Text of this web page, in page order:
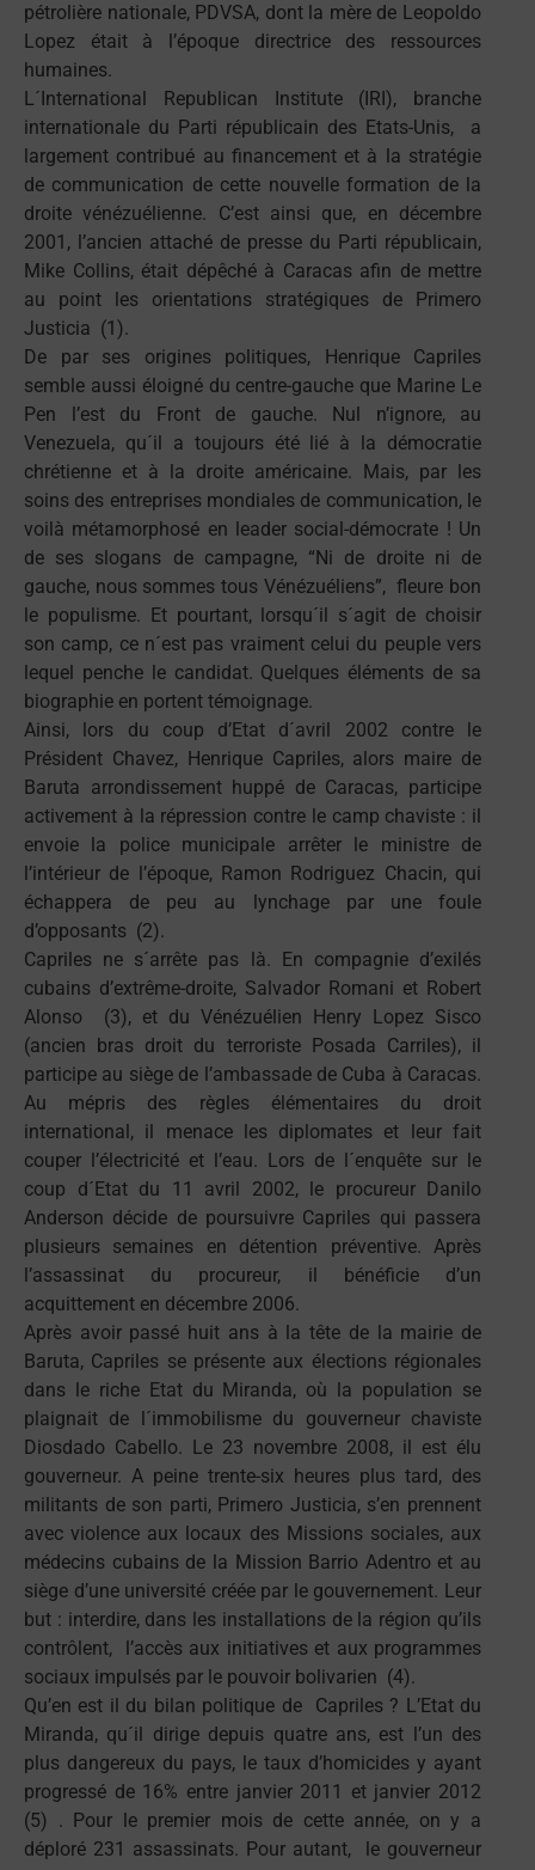
pétrolière nationale, PDVSA, dont la mère de Leopoldo
Lopez était à l’époque directrice des ressources
humaines.
L´International Republican Institute (IRI), branche
internationale du Parti républicain des Etats-Unis, a
largement contribué au financement et à la stratégie
de communication de cette nouvelle formation de la
droite vénézuélienne. C’est ainsi que, en décembre
2001, l’ancien attaché de presse du Parti républicain,
Mike Collins, était dépêché à Caracas afin de mettre
au point les orientations stratégiques de Primero
Justicia (1).
De par ses origines politiques, Henrique Capriles
semble aussi éloigné du centre-gauche que Marine Le
Pen l’est du Front de gauche. Nul n’ignore, au
Venezuela, qu´il a toujours été lié à la démocratie
chrétienne et à la droite américaine. Mais, par les
soins des entreprises mondiales de communication, le
voilà métamorphosé en leader social-démocrate ! Un
de ses slogans de campagne, “Ni de droite ni de
gauche, nous sommes tous Vénézuéliens”, fleure bon
le populisme. Et pourtant, lorsqu´il s´agit de choisir
son camp, ce n´est pas vraiment celui du peuple vers
lequel penche le candidat. Quelques éléments de sa
biographie en portent témoignage.
Ainsi, lors du coup d’Etat d´avril 2002 contre le
Président Chavez, Henrique Capriles, alors maire de
Baruta arrondissement huppé de Caracas, participe
activement à la répression contre le camp chaviste : il
envoie la police municipale arrêter le ministre de
l’intérieur de l’époque, Ramon Rodriguez Chacin, qui
échappera de peu au lynchage par une foule
d’opposants (2).
Capriles ne s´arrête pas là. En compagnie d’exilés
cubains d’extrême-droite, Salvador Romani et Robert
Alonso (3), et du Vénézuélien Henry Lopez Sisco
(ancien bras droit du terroriste Posada Carriles), il
participe au siège de l’ambassade de Cuba à Caracas.
Au mépris des règles élémentaires du droit
international, il menace les diplomates et leur fait
couper l’électricité et l’eau. Lors de l´enquête sur le
coup d´Etat du 11 avril 2002, le procureur Danilo
Anderson décide de poursuivre Capriles qui passera
plusieurs semaines en détention préventive. Après
l’assassinat du procureur, il bénéficie d’un
acquittement en décembre 2006.
Après avoir passé huit ans à la tête de la mairie de
Baruta, Capriles se présente aux élections régionales
dans le riche Etat du Miranda, où la population se
plaignait de l´immobilisme du gouverneur chaviste
Diosdado Cabello. Le 23 novembre 2008, il est élu
gouverneur. A peine trente-six heures plus tard, des
militants de son parti, Primero Justicia, s’en prennent
avec violence aux locaux des Missions sociales, aux
médecins cubains de la Mission Barrio Adentro et au
siège d’une université créée par le gouvernement. Leur
but : interdire, dans les installations de la région qu’ils
contrôlent, l’accès aux initiatives et aux programmes
sociaux impulsés par le pouvoir bolivarien (4).
Qu’en est il du bilan politique de Capriles ? L’Etat du
Miranda, qu´il dirige depuis quatre ans, est l’un des
plus dangereux du pays, le taux d’homicides y ayant
progressé de 16% entre janvier 2011 et janvier 2012
(5) . Pour le premier mois de cette année, on y a
déploré 231 assassinats. Pour autant, le gouverneur